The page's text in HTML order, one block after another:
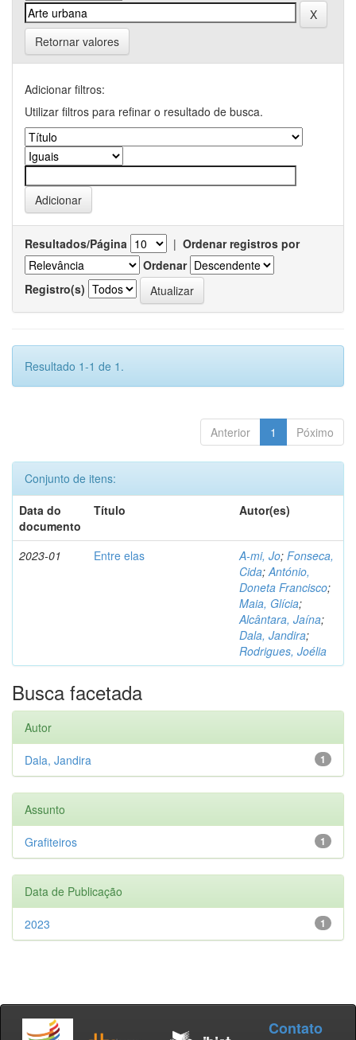
Retornar valores
Adicionar filtros:
Utilizar filtros para refinar o resultado de busca.
Resultados/Página | Ordenar registros por
Ordenar
Registro(s)
Resultado 1-1 de 1.
Anterior 1 Póximo
Conjunto de itens:
Data do
documento
Título Autor(es)
2023-01 Entre elas A-mi, Jo; Fonseca,
Cida;António,
Doneta Francisco;
Maia, Glícia;
Alcântara, Jaína;
Dala, Jandira;
Rodrigues, Joélia
Busca facetada
Autor
1
Dala, Jandira
Assunto
1
Grafiteiros
Data de Publicação
1
2023
Contato